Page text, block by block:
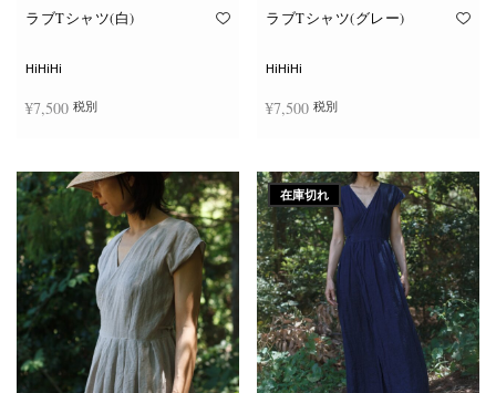
オ
ジ
か
ら
選
択
で
き
ま
す
オ
ジ
か
ら
選
択
で
き
ま
す
ラブTシャツ(白)
HiHiHi
¥7,500 税別
の
商
品
に
は
複
数
の
バ
リ
エ
ー
シ
ョ
ン
ラブTシャツ(グレー)
HiHiHi
¥7,500 税別
の
商
品
に
複
数
の
ョ
ン
在庫切れ